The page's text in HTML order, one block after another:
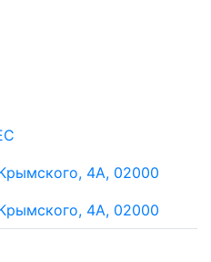
4А, 02000
4А, 02000